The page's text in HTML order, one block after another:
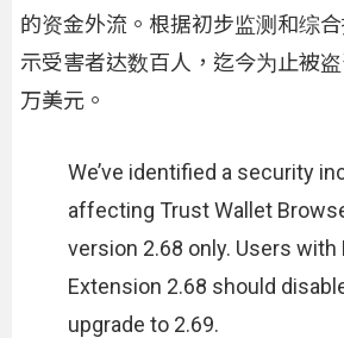
的资金外流。根据初步监测和综
示受害者达数百人，迄今为止被
万美元。
We’ve identified a security
affecting Trust Wallet
version 2.68 only. Users with
Extension 2.68 should
upgrade to 2.69.